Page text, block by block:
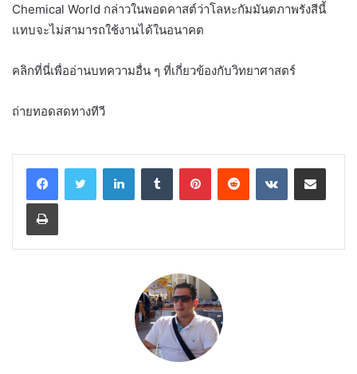
Chemical World กล่าวในพอดคาสต์ว่าโลหะกัมมันตภาพรังสีนี้
แทบจะไม่สามารถใช้งานได้ในอนาคต
คลิกที่นี่เพื่ออ่านบทความอื่น ๆ ที่เกี่ยวข้องกับวิทยาศาสตร์
ถ่ายทอดสดทางทีวี
LinkedInTumblr PinterestReddit VKontakteShare via Email
Print